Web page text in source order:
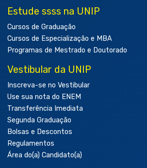
Estude ssss na UNIP
Cursos de Graduação
Cursos de Especialização e MBA
Programas de Mestrado e Doutorado
Vestibular da UNIP
Inscreva-se no Vestibular
Use sua nota do ENEM
Transferência Imediata
Segunda Graduação
Bolsas e Descontos
Regulamentos
Área do(a) Candidato(a)